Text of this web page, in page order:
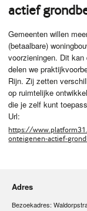
actief
Gemeenten willen
(betaalbare)
voorzieningen. Dit
delen we
Rijn. Zij zetten
op ruimtelijke
die je zelf kunt
Url:
https://
onteigenen-actief-
Adres
Bezoekadres: